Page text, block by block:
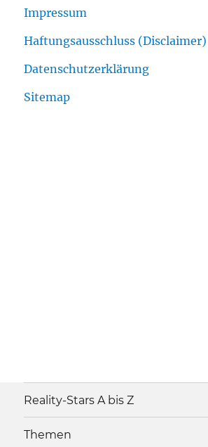
Impressum
Haftungsausschluss (Disclaimer)
Datenschutzerklärung
Sitemap
Reality-Stars A bis Z
Themen